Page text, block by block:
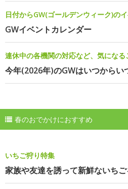
日付からGW(ゴールデンウィーク)の
GWイベントカレンダー
連休中の各機関の対応など、気になる
今年(2026年)のGWはいつからい
春のおでかけにおすすめ
いちご狩り特集
家族や友達を誘って新鮮ないち